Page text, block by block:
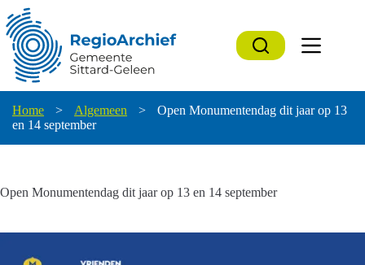
naar
de
inhoud
Home > Algemeen >
Open Monumentendag dit jaar op 13
en 14 september
Open Monumentendag dit jaar op 13 en 14 september